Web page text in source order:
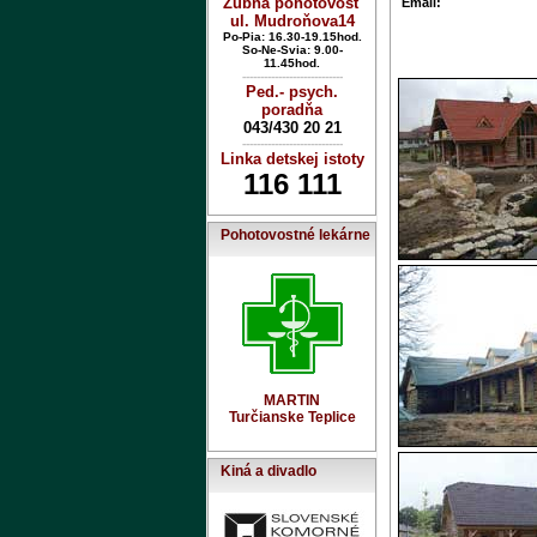
ul. Mudroňova14
Po-Pia: 16.30-19.15hod.
So-Ne-Svia: 9.00-
11.45hod.
----------------------------
Ped.- psych.
poradňa
043/430 20 21
----------------------------
Linka detskej istoty
116 111
Pohotovostné lekárne
MARTIN
Turčianske Teplice
Kiná a divadlo